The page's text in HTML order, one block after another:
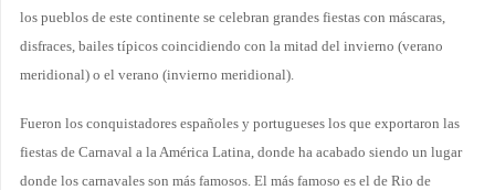
los pueblos de este continente se celebran grandes fiestas con máscaras,
disfraces, bailes típicos coincidiendo con la mitad del invierno (verano
meridional) o el verano (invierno meridional).
Fueron los conquistadores españoles y portugueses los que exportaron las
fiestas de Carnaval a la América Latina, donde ha acabado siendo un lugar
donde los carnavales son más famosos. El más famoso es el de Rio de